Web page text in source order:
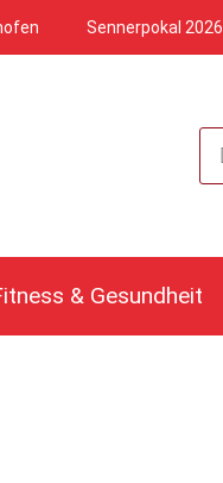
Sennerpokal 2026
& Gesundheit